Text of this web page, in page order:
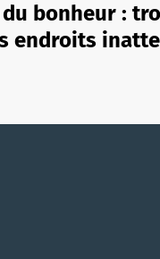
du bonheur :
endroits